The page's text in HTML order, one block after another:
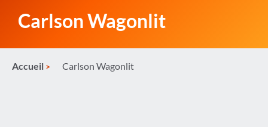
Carlson Wagonlit
Accueil Carlson Wagonlit